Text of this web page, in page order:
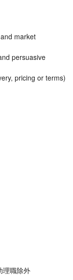
market
persuasive
pricing or terms)
理職除外